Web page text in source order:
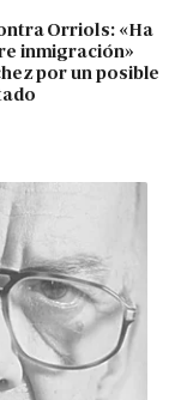
Orriols: «Ha
inmigración»
por un posible